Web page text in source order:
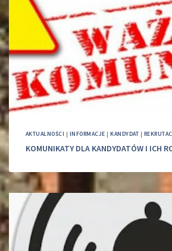
AKTUALNOŚCI | INFORMACJE |KANDYDAT |
KOMUNIKATY DLA KANDYDATÓW I ICH